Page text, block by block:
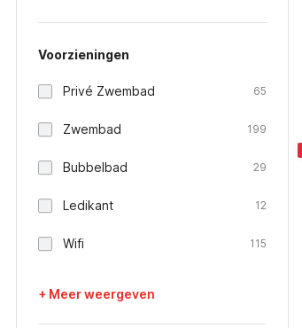
Voorzieningen
Privé Zwembad 65
Zwembad 199
Bubbelbad 29
Ledikant 12
Wifi 115
+ Meer weergeven